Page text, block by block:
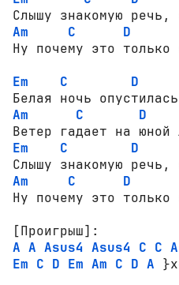
Am
C D
Em
C D
Am
C D
Em
C D
Am
C D
Ну почему это только
[Проигрыш]:
A A Asus4 Asus4 C C
Em C D Em Am C D A